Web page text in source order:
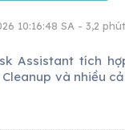
10:16:48 SA - 3,2
Assistant tích
và nhiều